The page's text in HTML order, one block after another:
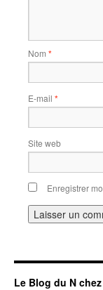
Nom *
E-mail *
Site web
Enregistrer
Le Blog du N